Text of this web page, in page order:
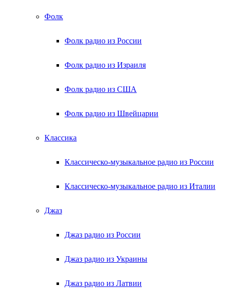
Фолк
Фолк радио из России
Фолк радио из Израиля
Фолк радио из США
Фолк радио из Швейцарии
Классика
Классическо-музыкальное радио из России
Классическо-музыкальное радио из Италии
Джаз
Джаз радио из России
Джаз радио из Украины
Джаз радио из Латвии